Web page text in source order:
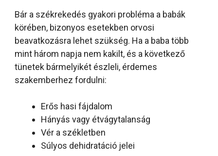
Bár a székrekedés gyakori probléma a babák
körében, bizonyos esetekben orvosi
beavatkozásra lehet szükség. Ha a baba több
mint három napja nem kakilt, és a következő
tünetek bármelyikét észleli, érdemes
szakemberhez fordulni:
Erős hasi fájdalom
Hányás vagy étvágytalanság
Vér a székletben
Súlyos dehidratáció jelei